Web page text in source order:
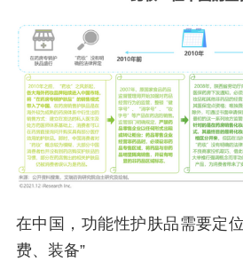
在中国，功能性护肤品需要定
费、装备”